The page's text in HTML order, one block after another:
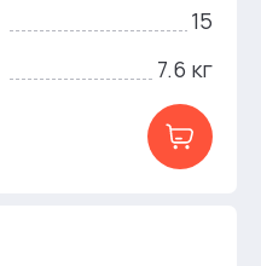
15
7.6 кг